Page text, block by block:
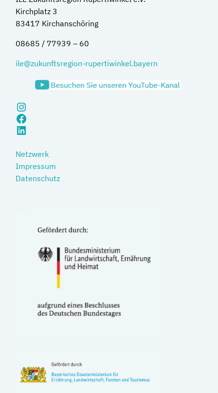
Kirchplatz 3
83417 Kirchanschöring
08685 / 77939 – 60
ile@zukunftsregion-rupertiwinkel.bayern
Instagram
Facebook
LinkedIn
Netzwerk
Impressum
Datenschutz